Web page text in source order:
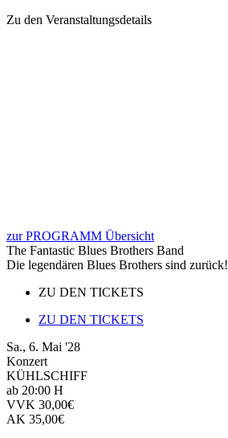
Zu den Veranstaltungsdetails
zur PROGRAMM Übersicht
The Fantastic Blues Brothers Band
Die legendären Blues Brothers sind zurück!
ZU DEN TICKETS
ZU DEN TICKETS
Sa., 6. Mai '28
Konzert
KÜHLSCHIFF
ab 20:00 H
VVK 30,00€
AK 35,00€